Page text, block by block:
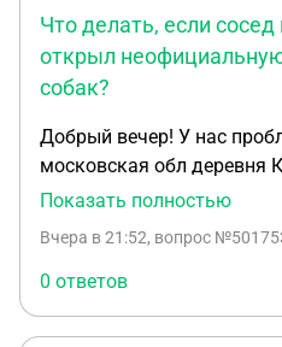
Что делать, если
открыл
собак?
Добрый вечер! У нас
московская обл деревня
район , у со седа на участке гостиница для
этим сделать?гостиница
протяжение трех лет .
Показать полностью
Вчера в 21:52, вопрос
0 ответов